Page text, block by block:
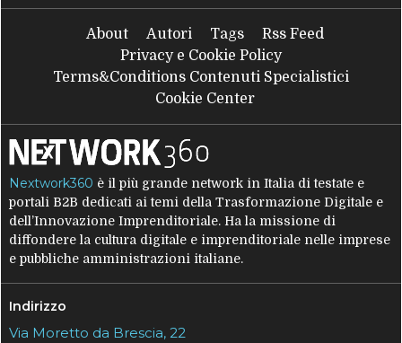
About Autori Tags
Rss Feed
Privacy e Cookie Policy
Terms&Conditions Contenuti Specialistici
Cookie Center
Nextwork360 è il più grande network in Italia di testate e
portali B2B dedicati ai temi della Trasformazione Digitale e
dell’Innovazione Imprenditoriale. Ha la missione di
diffondere la cultura digitale e imprenditoriale nelle imprese
e pubbliche amministrazioni italiane.
Indirizzo
Via Moretto da Brescia, 22